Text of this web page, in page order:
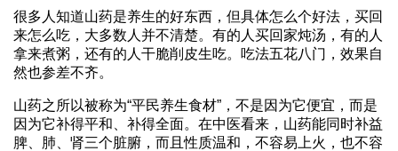
很多人知道山药是养生的好东西，但具体怎么个好法，买回
来怎么吃，大多数人并不清楚。有的人买回家炖汤，有的人
拿来煮粥，还有的人干脆削皮生吃。吃法五花八门，效果自
然也参差不齐。
山药之所以被称为“平民养生食材”，不是因为它便宜，而是
因为它补得平和、补得全面。在中医看来，山药能同时补益
脾、肺、肾三个脏腑，而且性质温和，不容易上火，也不容